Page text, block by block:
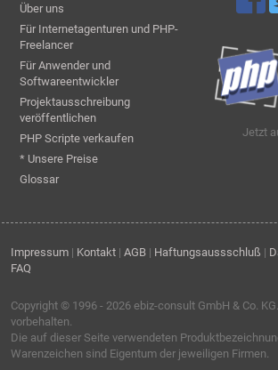
Über uns
Für Internetagenturen und PHP-
Freelancer
Für Anwender und
Softwareentwickler
Projektausschreibung
veröffentlichen
PHP Scripte verkaufen
* Unsere Preise
Glossar
Jetzt
Impressum | Kontakt | AGB | Haftungsaussschluß |
FAQ
Copyright © 1996 - 2026 ebiz-consult GmbH & Co. KG
vorbehalten.
Die auf dieser Seite verwendeten
Warenzeichen sind Eigentum der jeweiligen Firmen.